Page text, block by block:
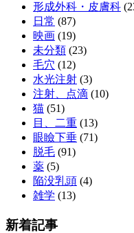
形成外科・皮膚科
日常 (87)
映画 (19)
未分類 (23)
毛穴 (12)
水光注射 (3)
注射、点滴 (10)
猫 (51)
目、二重 (13)
眼瞼下垂 (71)
脱毛 (91)
薬 (5)
陥没乳頭 (4)
雑学 (13)
新着記事